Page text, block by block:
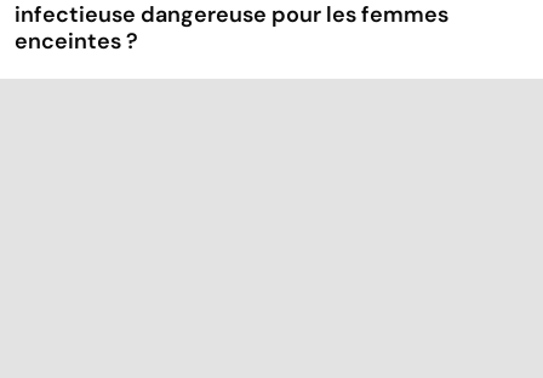
infectieuse dangereuse pour les femmes
enceintes ?